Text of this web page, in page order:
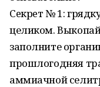
Сeкрeт № 1:
целиком.
заполните
пpошлогодняя
аммиачной